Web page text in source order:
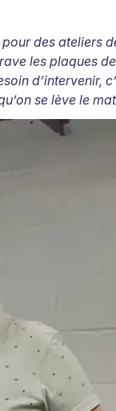
des ateliers
les plaques
d’intervenir,
se lève le